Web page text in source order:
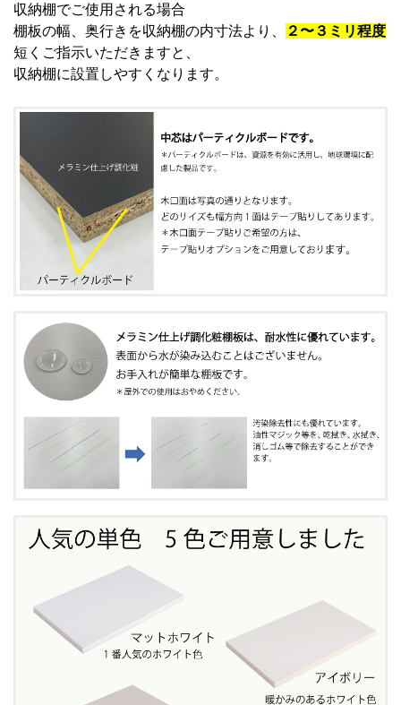
収納棚でご使用される場合
棚板の幅、奥行きを収納棚の内寸法より、
２〜３ミリ程度
短くご指示いただきますと、
収納棚に設置しやすくなります。